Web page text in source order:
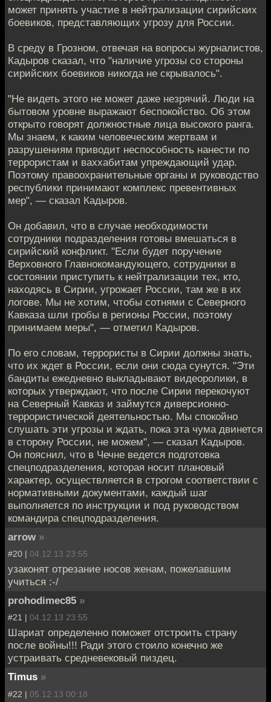
может принять участие в нейтрализации сирийских
боевиков, представляющих угрозу для России.
В среду в Грозном, отвечая на вопросы журналистов,
Кадыров сказал, что "наличие угрозы со стороны
сирийских боевиков никогда не скрывалось".
"Не видеть этого не может даже незрячий. Люди на
бытовом уровне выражают беспокойство. Об этом
открыто говорят должностные лица высокого ранга.
Мы знаем, к каким человеческим жертвам и
разрушениям приводит неспособность нанести по
террористам и ваххабитам упреждающий удар.
Поэтому правоохранительные органы и руководство
республики принимают комплекс превентивных
мер", — сказал Кадыров.
Он добавил, что в случае необходимости
сотрудники подразделения готовы вмешаться в
сирийский конфликт. "Если будет поручение
Верховного Главнокомандующего, сотрудники в
состоянии приступить к нейтрализации тех, кто,
находясь в Сирии, угрожает России, там же в их
логове. Мы не хотим, чтобы сотнями с Северного
Кавказа шли гробы в регионы России, поэтому
принимаем меры", — отметил Кадыров.
По его словам, террористы в Сирии должны знать,
что их ждет в России, если они сюда сунутся. "Эти
бандиты ежедневно выкладывают видеоролики, в
которых утверждают, что после Сирии перекочуют
на Северный Кавказ и займутся диверсионно-
террористической деятельностью. Мы спокойно
слушать эти угрозы и ждать, пока эта чума двинется
в сторону России, не можем", — сказал Кадыров.
Он пояснил, что в Чечне ведется подготовка
спецподразделения, которая носит плановый
характер, осуществляется в строгом соответствии с
нормативными документами, каждый шаг
выполняется по инструкции и под руководством
командира спецподразделения.
arrow »
#20 | 04.12.13 23:55
узаконят отрезание носов женам, пожелавшим
учиться :-/
prohodimec85 »
#21 | 04.12.13 23:55
Шариат определенно поможет отстроить страну
после войны!!! Ради этого стоило конечно же
устраивать средневековый пиздец.
Timus »
#22 | 05.12.13 00:18